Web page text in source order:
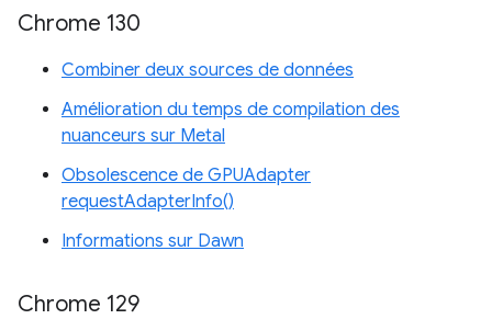
Chrome 130
Combiner deux sources de données
Amélioration du temps de compilation des
nuanceurs sur Metal
Obsolescence de GPUAdapter
requestAdapterInfo()
Informations sur Dawn
Chrome 129